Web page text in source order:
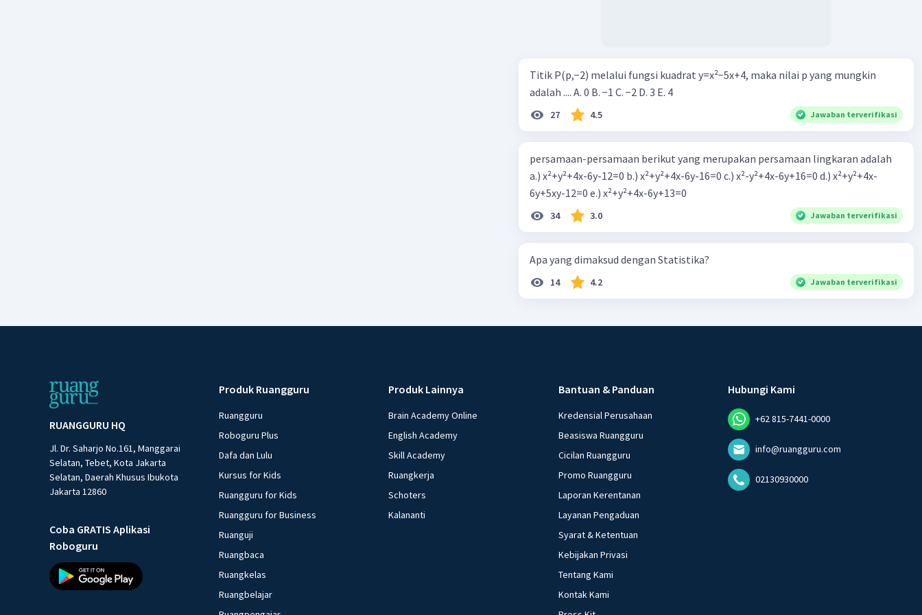
Titik P(p,−2) melalui fungsi kuadrat y=x²−5x+4, maka nilai p yang mungkin
adalah .... A. 0 B. −1 C. −2 D. 3 E. 4
27 4.5 Jawaban terverifikasi
persamaan-persamaan berikut yang merupakan persamaan lingkaran adalah
a.) x²+y²+4x-6y-12=0 b.) x²+y²+4x-6y-16=0 c.) x²-y²+4x-6y+16=0 d.) x²+y²+4x-
6y+5xy-12=0 e.) x²+y²+4x-6y+13=0
34 3.0 Jawaban terverifikasi
Apa yang dimaksud dengan Statistika?
14 4.2 Jawaban terverifikasi
RUANGGURU HQ
Jl. Dr. Saharjo No.161, Manggarai
Selatan, Tebet, Kota Jakarta
Selatan, Daerah Khusus Ibukota
Jakarta 12860
Coba GRATIS Aplikasi
Roboguru
Produk Ruangguru
Ruangguru
Roboguru Plus
Dafa dan Lulu
Kursus for Kids
Ruangguru for Kids
Ruangguru for Business
Ruanguji
Ruangbaca
Ruangkelas
Ruangbelajar
Produk Lainnya
Brain Academy Online
English Academy
Skill Academy
Ruangkerja
Schoters
Kalananti
Bantuan & Panduan
Kredensial Perusahaan
Beasiswa Ruangguru
Cicilan Ruangguru
Promo Ruangguru
Laporan Kerentanan
Layanan Pengaduan
Syarat & Ketentuan
Kebijakan Privasi
Tentang Kami
Kontak Kami
Hubungi Kami
+62 815-7441-0000
info@ruangguru.com
02130930000